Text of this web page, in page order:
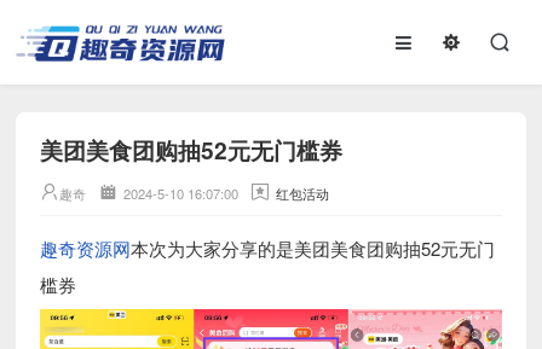
美团美食团购抽52元无门槛券
趣奇 2024-5-10 16:07:00 红包活动
趣奇资源网本次为大家分享的是美团美食团购抽52元无门
槛券